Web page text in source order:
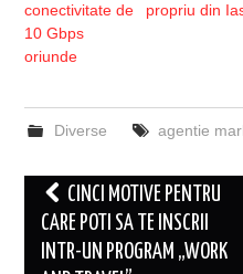
conectivitate de
10 Gbps
oriunde
propriu din
Diverse agentie
Post
navigation
CINCI MOTIVE PENTRU
CARE POTI SA TE INSCRII
INTR-UN PROGRAM „WORK